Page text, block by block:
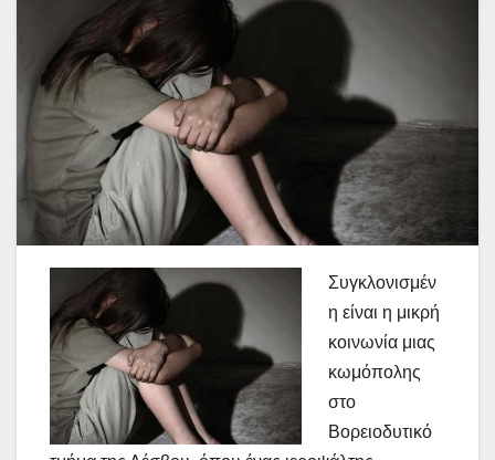
Συγκλονισμέν
η είναι η μικρή
κοινωνία μιας
κωμόπολης
στο
Βορειοδυτικό